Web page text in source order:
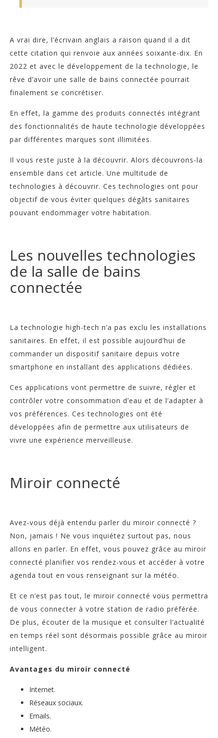
A vrai dire, l’écrivain anglais a raison quand il a dit
cette citation qui renvoie aux années soixante-dix. En
2022 et avec le développement de la technologie, le
rêve d’avoir une salle de bains connectée pourrait
finalement se concrétiser.
En effet, la gamme des produits connectés intégrant
des fonctionnalités de haute technologie développées
par différentes marques sont illimitées.
Il vous reste juste à la découvrir. Alors découvrons-la
ensemble dans cet article. Une multitude de
technologies à découvrir. Ces technologies ont pour
objectif de vous éviter quelques dégâts sanitaires
pouvant endommager votre habitation.
Les nouvelles technologies
de la salle de bains
connectée
La technologie high-tech n’a pas exclu les installations
sanitaires. En effet, il est possible aujourd’hui de
commander un dispositif sanitaire depuis votre
smartphone en installant des applications dédiées.
Ces applications vont permettre de suivre, régler et
contrôler votre consommation d’eau et de l’adapter à
vos préférences. Ces technologies ont été
développées afin de permettre aux utilisateurs de
vivre une expérience merveilleuse.
Miroir connecté
Avez-vous déjà entendu parler du miroir connecté ?
Non, jamais ! Ne vous inquiétez surtout pas, nous
allons en parler. En effet, vous pouvez grâce au miroir
connecté planifier vos rendez-vous et accéder à votre
agenda tout en vous renseignant sur la météo.
Et ce n’est pas tout, le miroir connecté vous permettra
de vous connecter à votre station de radio préférée.
De plus, écouter de la musique et consulter l’actualité
en temps réel sont désormais possible grâce au miroir
intelligent.
Avantages du miroir connecté
Internet.
Réseaux sociaux.
Emails.
Météo.